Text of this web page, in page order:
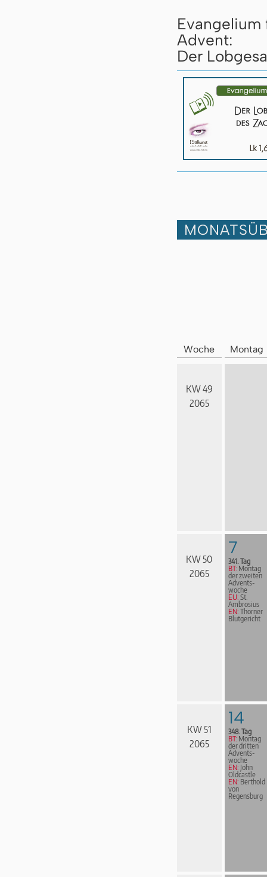
Advent:
Der
Woche Montag
KW 49
2065
KW 50
2065
7
341. Tag
BT: Montag
der zweiten
Advents­
woche
EU: St.
Ambrosius
EN: Thorner
Blutgericht
KW 51
2065
14
348. Tag
BT: Montag
der dritten
Advents­
woche
EN: John
Oldcastle
EN: Berthold
von
Regensburg